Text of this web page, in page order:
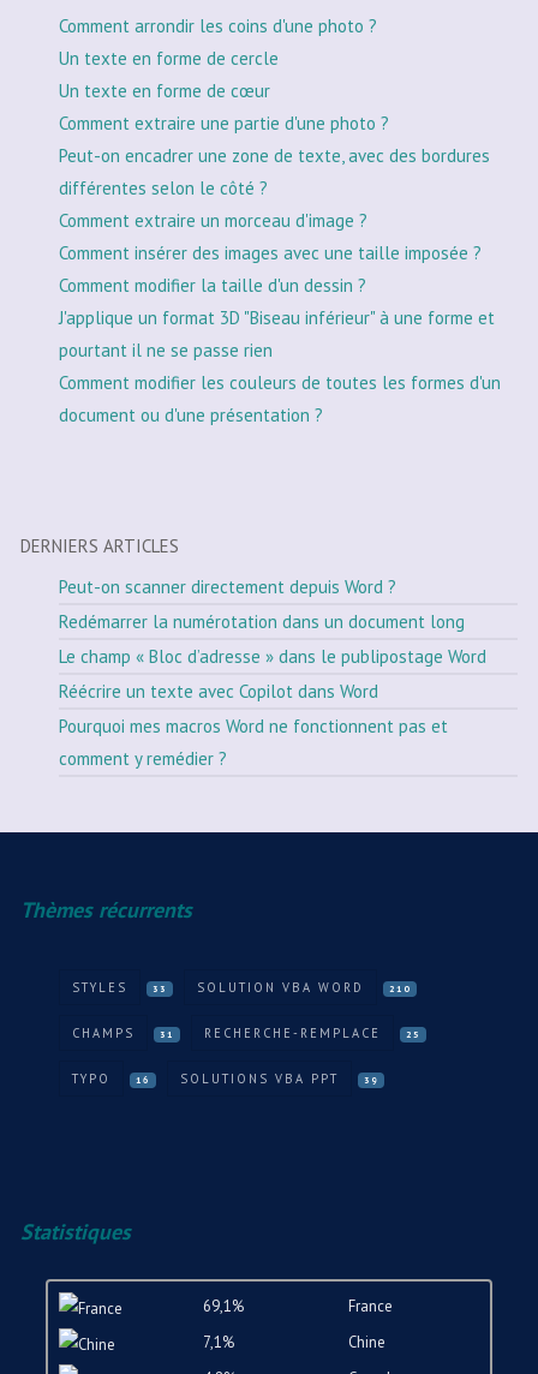
Comment arrondir les coins d'une photo ?
Un texte en forme de cercle
Un texte en forme de cœur
Comment extraire une partie d'une photo ?
Peut-on encadrer une zone de texte, avec des bordures
différentes selon le côté ?
Comment extraire un morceau d'image ?
Comment insérer des images avec une taille imposée ?
Comment modifier la taille d'un dessin ?
J'applique un format 3D "Biseau inférieur" à une forme et
pourtant il ne se passe rien
Comment modifier les couleurs de toutes les formes d'un
document ou d'une présentation ?
DERNIERS ARTICLES
Peut-on scanner directement depuis Word ?
Redémarrer la numérotation dans un document long
Le champ « Bloc d’adresse » dans le publipostage Word
Réécrire un texte avec Copilot dans Word
Pourquoi mes macros Word ne fonctionnent pas et
comment y remédier ?
Thèmes récurrents
STYLES 33 SOLUTION VBA WORD 210
CHAMPS 31 RECHERCHE-REMPLACE 25
TYPO 16 SOLUTIONS VBA PPT 39
Statistiques
69,1%
France
7,1%
Chine